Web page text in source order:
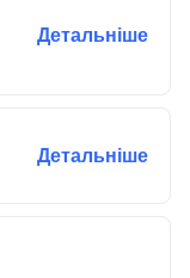
Детальніше
Детальніше